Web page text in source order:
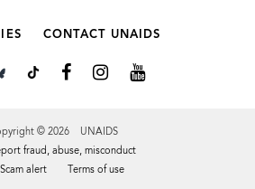
CONTACT UNAIDS
© 2026 UNAIDS
fraud, abuse, misconduct
Scam alert
Terms of use